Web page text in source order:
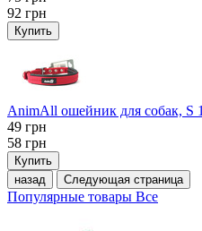
92 грн
Купить
AnimAll ошейник для собак, S
49 грн
58 грн
Купить
назад
Следующая страница
Популярные товары Все